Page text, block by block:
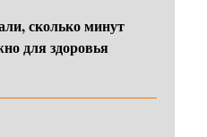
сколько минут
для здоровья